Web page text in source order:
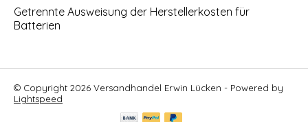
Getrennte Ausweisung der Herstellerkosten für
Batterien
© Copyright 2026 Versandhandel Erwin Lücken - Powered by
Lightspeed